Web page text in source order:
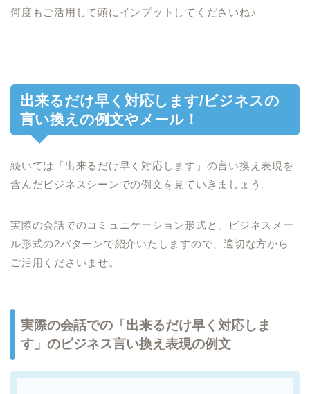
何度もご活用して頭にインプットしてくださいね♪
出来るだけ早く対応します/ビジネスの
言い換えの例文やメール！
続いては「出来るだけ早く対応します」の言い換え表現を
含んだビジネスシーンでの例文を見ていきましょう。
実際の会話でのコミュニケーション形式と、ビジネスメー
ル形式の2パターンで紹介いたしますので、適切な方から
ご活用くださいませ。
実際の会話での「出来るだけ早く対応しま
す」のビジネス言い換え表現の例文